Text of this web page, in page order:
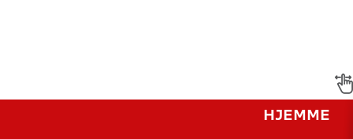
HJEMME